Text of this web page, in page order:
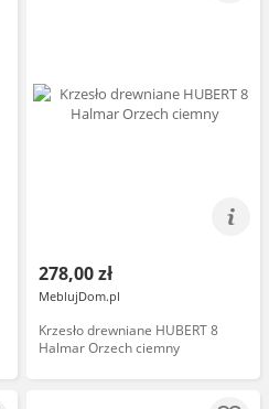
278,00 zł
MeblujDom.pl
Krzesło drewniane HUBERT 8
Halmar Orzech ciemny